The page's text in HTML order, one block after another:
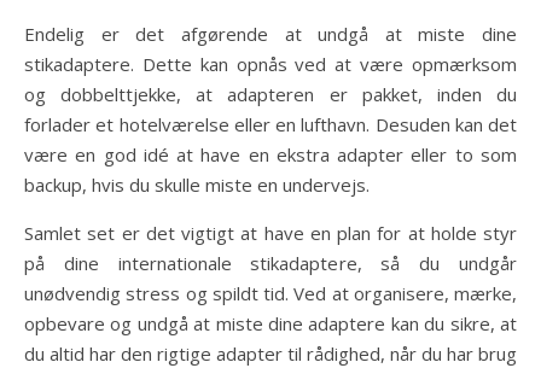
Endelig er det afgørende at undgå at miste dine
stikadaptere. Dette kan opnås ved at være opmærksom
og dobbelttjekke, at adapteren er pakket, inden du
forlader et hotelværelse eller en lufthavn. Desuden kan det
være en god idé at have en ekstra adapter eller to som
backup, hvis du skulle miste en undervejs.
Samlet set er det vigtigt at have en plan for at holde styr
på dine internationale stikadaptere, så du undgår
unødvendig stress og spildt tid. Ved at organisere, mærke,
opbevare og undgå at miste dine adaptere kan du sikre, at
du altid har den rigtige adapter til rådighed, når du har brug